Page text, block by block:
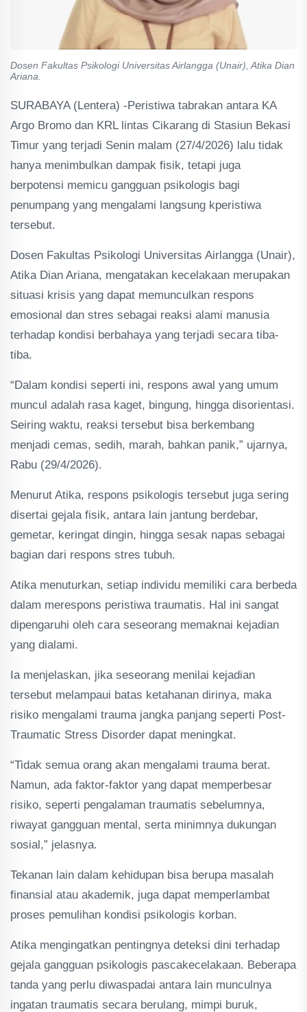
Dosen Fakultas Psikologi Universitas Airlangga (Unair), Atika Dian
Ariana.
SURABAYA (Lentera) -Peristiwa tabrakan antara KA
Argo Bromo dan KRL lintas Cikarang di Stasiun Bekasi
Timur yang terjadi Senin malam (27/4/2026) lalu tidak
hanya menimbulkan dampak fisik, tetapi juga
berpotensi memicu gangguan psikologis bagi
penumpang yang mengalami langsung kperistiwa
tersebut.
Dosen Fakultas Psikologi Universitas Airlangga (Unair),
Atika Dian Ariana, mengatakan kecelakaan merupakan
situasi krisis yang dapat memunculkan respons
emosional dan stres sebagai reaksi alami manusia
terhadap kondisi berbahaya yang terjadi secara tiba-
tiba.
“Dalam kondisi seperti ini, respons awal yang umum
muncul adalah rasa kaget, bingung, hingga disorientasi.
Seiring waktu, reaksi tersebut bisa berkembang
menjadi cemas, sedih, marah, bahkan panik,” ujarnya,
Rabu (29/4/2026).
Menurut Atika, respons psikologis tersebut juga sering
disertai gejala fisik, antara lain jantung berdebar,
gemetar, keringat dingin, hingga sesak napas sebagai
bagian dari respons stres tubuh.
Atika menuturkan, setiap individu memiliki cara berbeda
dalam merespons peristiwa traumatis. Hal ini sangat
dipengaruhi oleh cara seseorang memaknai kejadian
yang dialami.
Ia menjelaskan, jika seseorang menilai kejadian
tersebut melampaui batas ketahanan dirinya, maka
risiko mengalami trauma jangka panjang seperti Post-
Traumatic Stress Disorder dapat meningkat.
“Tidak semua orang akan mengalami trauma berat.
Namun, ada faktor-faktor yang dapat memperbesar
risiko, seperti pengalaman traumatis sebelumnya,
riwayat gangguan mental, serta minimnya dukungan
sosial,” jelasnya.
Tekanan lain dalam kehidupan bisa berupa masalah
finansial atau akademik, juga dapat memperlambat
proses pemulihan kondisi psikologis korban.
Atika mengingatkan pentingnya deteksi dini terhadap
gejala gangguan psikologis pascakecelakaan. Beberapa
tanda yang perlu diwaspadai antara lain munculnya
ingatan traumatis secara berulang, mimpi buruk,